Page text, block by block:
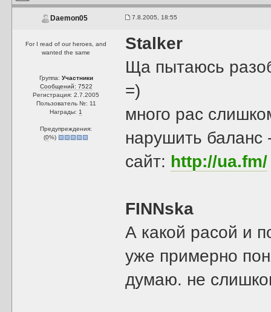
Daemon05 7.8.2005, 18:55
For I read of our heroes, and
wanted the same
Группа: Участники
Сообщений: 7522
Регистрация: 2.7.2005
Пользователь №: 11
Награды: 1
Предупреждения:
(0%)
Stalker
Ща пытаюсь
=)
много рас
нарушить баланс
сайт: http://ua.fm/
FINNska
А какой расой и
уже примерно
думаю. не